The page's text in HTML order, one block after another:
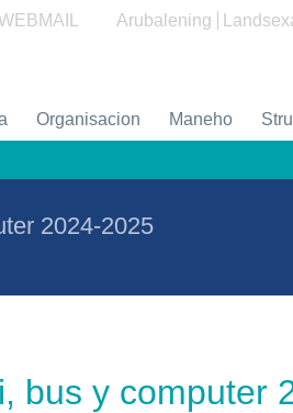
Arubalening
Organisacion Maneho
2024-2025
bus y computer